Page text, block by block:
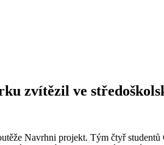
zvítězil ve
Navrhni projekt. Tým čtyř